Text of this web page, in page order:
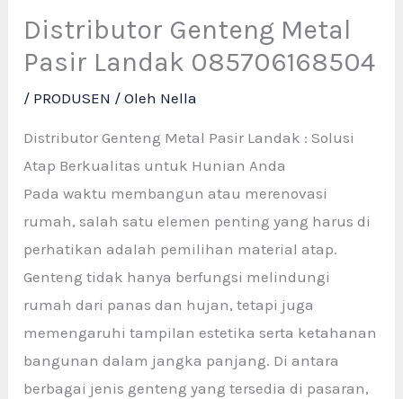
Distributor Genteng Metal
Pasir Landak 085706168504
/ PRODUSEN / Oleh Nella
Distributor Genteng Metal Pasir Landak : Solusi
Atap Berkualitas untuk Hunian Anda
Pada waktu membangun atau merenovasi
rumah, salah satu elemen penting yang harus di
perhatikan adalah pemilihan material atap.
Genteng tidak hanya berfungsi melindungi
rumah dari panas dan hujan, tetapi juga
memengaruhi tampilan estetika serta ketahanan
bangunan dalam jangka panjang. Di antara
berbagai jenis genteng yang tersedia di pasaran,